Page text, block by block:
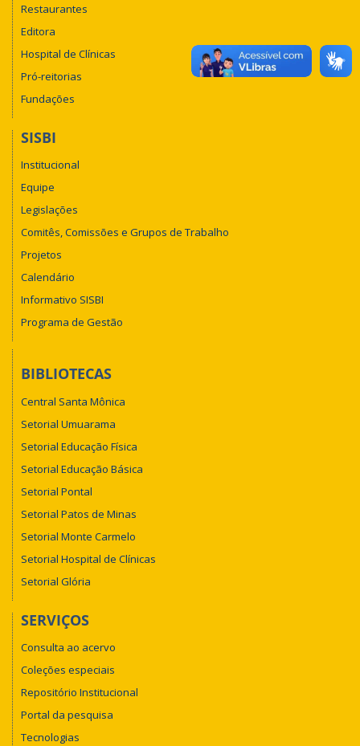
Restaurantes
Editora
Hospital de Clínicas
Pró-reitorias
Fundações
SISBI
Institucional
Equipe
Legislações
Comitês, Comissões e Grupos de Trabalho
Projetos
Calendário
Informativo SISBI
Programa de Gestão
BIBLIOTECAS
Central Santa Mônica
Setorial Umuarama
Setorial Educação Física
Setorial Educação Básica
Setorial Pontal
Setorial Patos de Minas
Setorial Monte Carmelo
Setorial Hospital de Clínicas
Setorial Glória
SERVIÇOS
Consulta ao acervo
Coleções especiais
Repositório Institucional
Portal da pesquisa
Tecnologias